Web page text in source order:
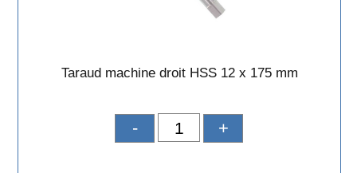
Taraud machine droit HSS 12 x 175 mm
- +